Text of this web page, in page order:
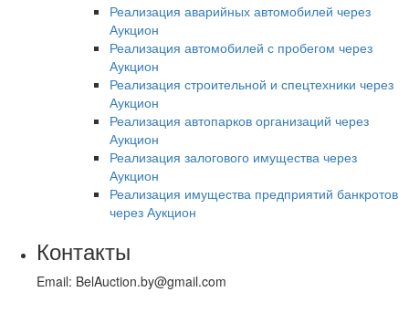
Реализация аварийных автомобилей через
Аукцион
Реализация автомобилей с пробегом через
Аукцион
Реализация строительной и спецтехники через
Аукцион
Реализация автопарков организаций через
Аукцион
Реализация залогового имущества через
Аукцион
Реализация имущества предприятий банкротов
через Аукцион
Контакты
Email: BelAuction.by@gmail.com